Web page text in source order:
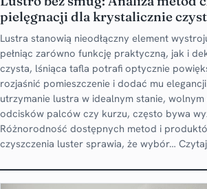
pielęgnacji dla krystalicznie
Lustra stanowią nieodłączny element
pełniąc zarówno funkcję praktyczną, jak i
czysta, lśniąca tafla potrafi optycznie
rozjaśnić pomieszczenie i dodać mu
utrzymanie lustra w idealnym stanie, wolnym
odcisków palców czy kurzu, często bywa
Różnorodność dostępnych metod i
czyszczenia luster sprawia, że wybór…